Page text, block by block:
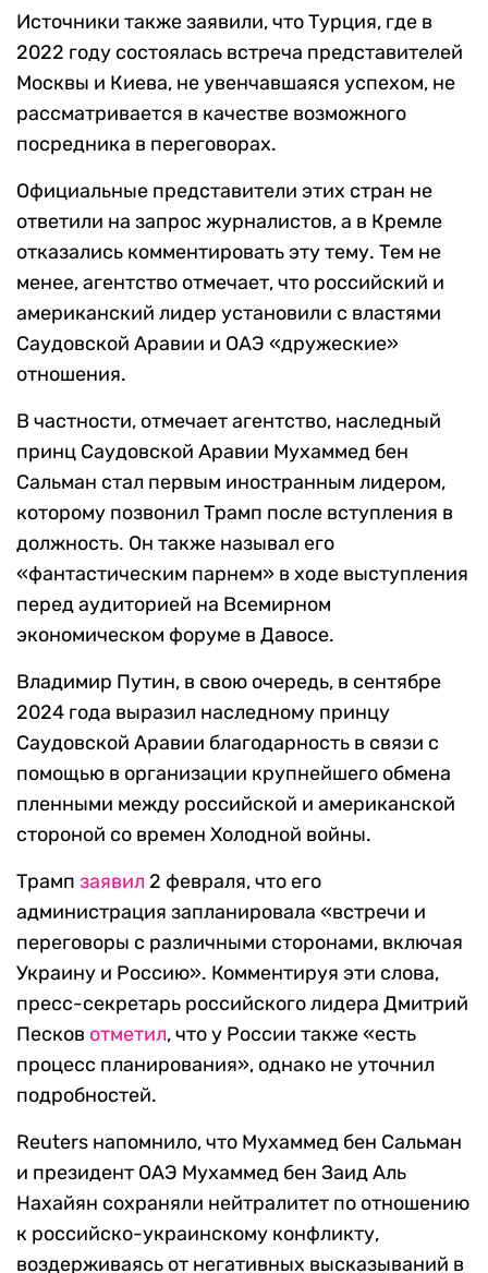
Источники также заявили, что Турция, где в
2022 году состоялась встреча представителей
Москвы и Киева, не увенчавшаяся успехом, не
рассматривается в качестве возможного
посредника в переговорах.
Официальные представители этих стран не
ответили на запрос журналистов, а в Кремле
отказались комментировать эту тему. Тем не
менее, агентство отмечает, что российский и
американский лидер установили с властями
Саудовской Аравии и ОАЭ «дружеские»
отношения.
В частности, отмечает агентство, наследный
принц Саудовской Аравии Мухаммед бен
Сальман стал первым иностранным лидером,
которому позвонил Трамп после вступления в
должность. Он также называл его
«фантастическим парнем» в ходе выступления
перед аудиторией на Всемирном
экономическом форуме в Давосе.
Владимир Путин, в свою очередь, в сентябре
2024 года выразил наследному принцу
Саудовской Аравии благодарность в связи с
помощью в организации крупнейшего обмена
пленными между российской и американской
стороной со времен Холодной войны.
Трамп заявил 2 февраля, что его
администрация запланировала «встречи и
переговоры с различными сторонами, включая
Украину и Россию». Комментируя эти слова,
пресс-секретарь российского лидера Дмитрий
Песков отметил, что у России также «есть
процесс планирования», однако не уточнил
подробностей.
Reuters напомнило, что Мухаммед бен Сальман
и президент ОАЭ Мухаммед бен Заид Аль
Нахайян сохраняли нейтралитет по отношению
к российско-украинскому конфликту,
воздерживаясь от негативных высказываний в